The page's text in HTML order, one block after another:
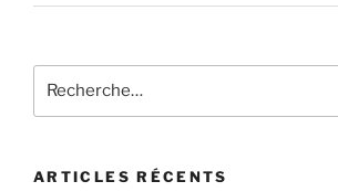
pour
ARTICLES RÉCENTS